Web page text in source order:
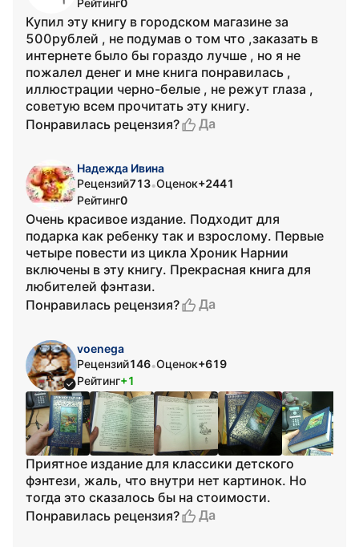
Рейтинг0
Купил эту книгу в городском магазине за
500рублей , не подумав о том что ,заказать в
интернете было бы гораздо лучше , но я не
пожалел денег и мне книга понравилась ,
иллюстрации черно-белые , не режут глаза ,
советую всем прочитать эту книгу.
Понравилась рецензия?
Да
Надежда Ивина
Рецензий713•Оценок+2441
Рейтинг0
Очень красивое издание. Подходит для
подарка как ребенку так и взрослому. Первые
четыре повести из цикла Хроник Нарнии
включены в эту книгу. Прекрасная книга для
любителей фэнтази.
Понравилась рецензия?
Да
voenega
Рецензий146•Оценок+619
Рейтинг+1
Приятное издание для классики детского
фэнтези, жаль, что внутри нет картинок. Но
тогда это сказалось бы на стоимости.
Понравилась рецензия?
Да